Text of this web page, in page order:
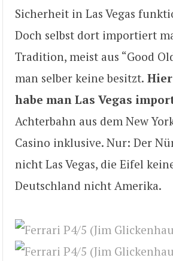
Sicherheit in Las Vegas
Doch selbst dort importiert
Tradition, meist aus “Good
man selber keine besitzt.
habe man Las Vegas
Achterbahn aus dem New
Casino inklusive. Nur: Der
nicht Las Vegas, die Eifel
Deutschland nicht Amerika.